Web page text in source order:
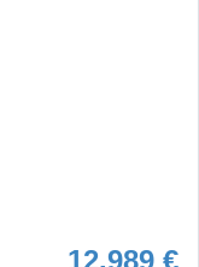
12.989 €